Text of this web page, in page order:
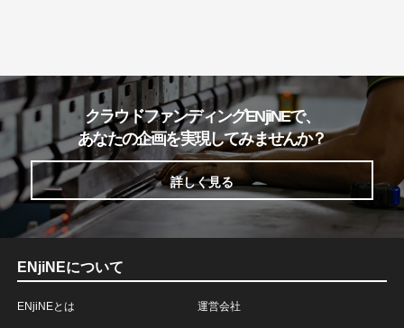
クラウドファンディングENjiNEで、
あなたの企画を実現してみませんか？
詳しく見る
ENjiNEについて
ENjiNEとは 運営会社